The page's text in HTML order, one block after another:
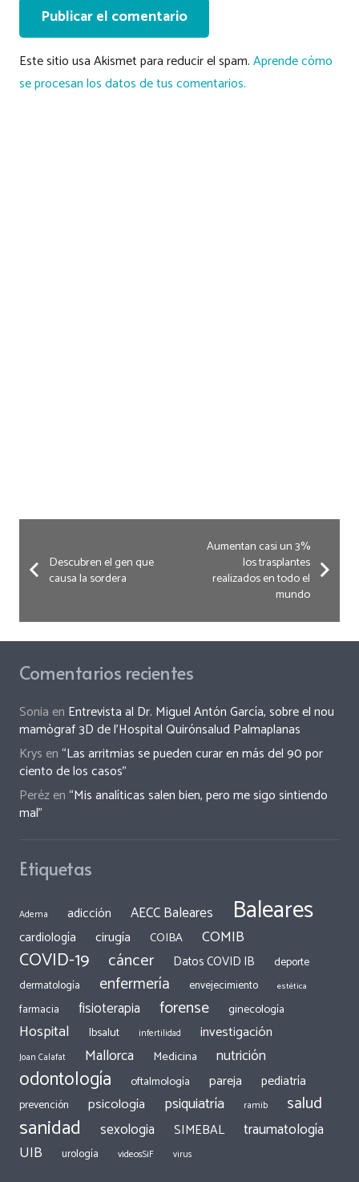
Publicar el comentario
Este sitio usa Akismet para reducir el spam.Aprende cómo
se procesan los datos de tus comentarios.
Descubren el gen que
causa la sordera
Aumentan casi un 3%
los trasplantes
realizados en todo el
mundo
Comentarios recientes
Sonia en Entrevista al Dr. Miguel Antón García, sobre el nou
mamògraf 3D de l’Hospital Quirónsalud Palmaplanas
Krys en“Las arritmias se pueden curar en más del 90 por
ciento de los casos”
Perézen“Mis analíticas salen bien, pero me sigo sintiendo
mal”
Etiquetas
Adema adicción AECC Baleares Baleares
cardiología cirugía COIBA COMIB
COVID-19 cáncer Datos COVID IB
deporte
dermatología
enfermería envejecimiento estética
farmacia fisioterapia forense ginecología
Hospital Ibsalut infertilidad investigación
Joan Calafat Mallorca Medicina nutrición
odontología oftalmología pareja pediatría
prevención psicología psiquiatría ramib salud
sanidad sexologia SIMEBAL traumatología
UIB urología videosSiF virus